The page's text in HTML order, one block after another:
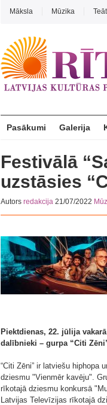
Māksla Mūzika
Pasākumi Galerija
Festivālā
uzstāsies
Autors redakcija 21/07/2022
Piektdienas, 22. jūlija
dalībnieki – gurpa “Citi
“Citi Zēni” ir latviešu hiphopa
dziesmu "Vienmēr kavēju".
rīkotajā dziesmu konkursā
Latvijas Televīzijas rīkotajā